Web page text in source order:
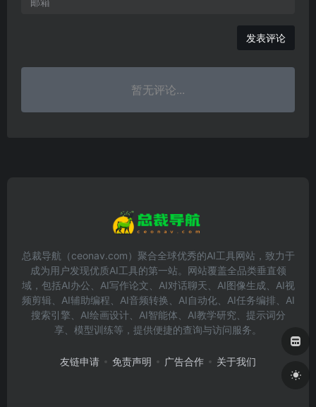
发表评论
暂无评论...
总裁导航（ceonav.com）聚合全球优秀的AI工具网站，致力于
成为用户发现优质AI工具的第一站。网站覆盖全品类垂直领
域，包括AI办公、AI写作论文、AI对话聊天、AI图像生成、AI视
频剪辑、AI辅助编程、AI音频转换、AI自动化、AI任务编排、AI
搜索引擎、AI绘画设计、AI智能体、AI教学研究、提示词分
享、模型训练等，提供便捷的查询与访问服务。
友链申请 免责声明 广告合作 关于我们